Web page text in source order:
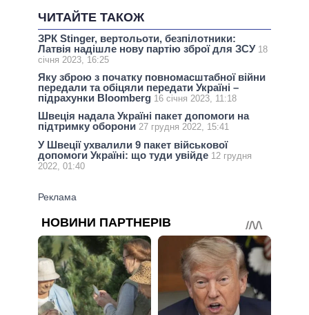
ЧИТАЙТЕ ТАКОЖ
ЗРК Stinger, вертольоти, безпілотники:
Латвія надішле нову партію зброї для ЗСУ 18
січня 2023, 16:25
Яку зброю з початку повномасштабної війни
передали та обіцяли передати Україні –
підрахунки Bloomberg 16 січня 2023, 11:18
Швеція надала Україні пакет допомоги на
підтримку оборони 27 грудня 2022, 15:41
У Швеції ухвалили 9 пакет військової
допомоги Україні: що туди увійде 12 грудня
2022, 01:40